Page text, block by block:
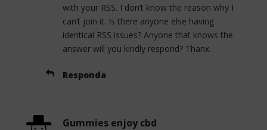
with your RSS. I don’t know the reason why I
can’t join it. Is there anyone else having
identical RSS issues? Anyone that knows the
answer will you kindly respond? Thanx.
Responda
Gummies enjoy cbd